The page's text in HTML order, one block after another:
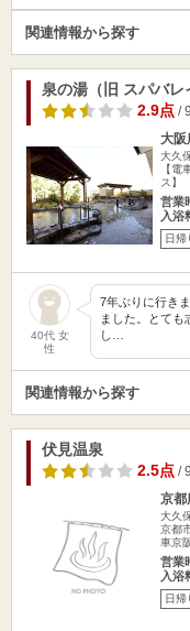
関連情報から探す
泉の湯（旧 スパバレ
2.9点/
大阪
大久
【電
ス】
営業
入浴
日帰
40代 女
性
7年ぶりに行き
ました。とても
し…
関連情報から探す
伏見温泉
2.5点/
京都
大久
京都
車京
営業
入浴
日帰